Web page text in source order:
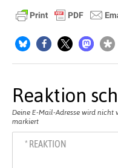
Reaktion
Deine E-Mail-Adresse wird nicht
markiert